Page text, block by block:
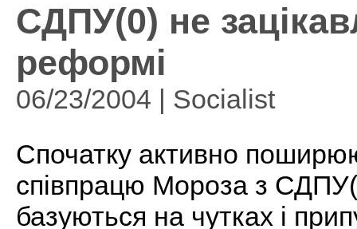
СДПУ(0) не
реформі
06/23/2004 | Socialist
Спочатку активно
співпрацю Мороза з
базуються на чутках і